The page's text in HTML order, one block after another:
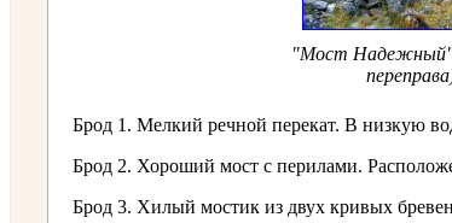
"Мост Надежный"
Брод 1. Мелкий речной перекат. В низкую
Брод 2. Хороший мост с перилами.
Брод 3. Хилый мостик из двух кривых